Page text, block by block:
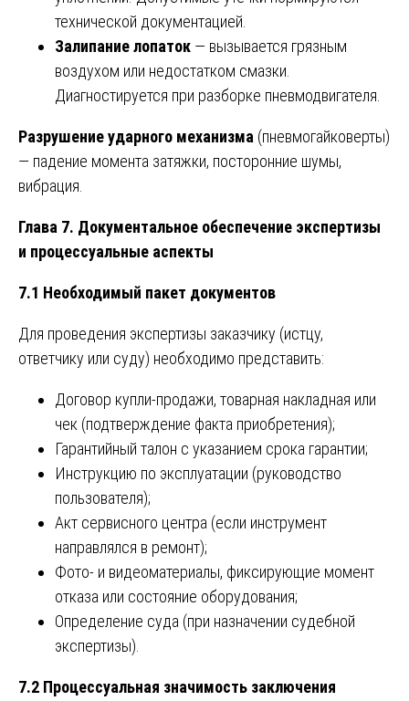
технической документацией.
Залипание лопаток — вызывается грязным
воздухом или недостатком смазки.
Диагностируется при разборке пневмодвигателя.
Разрушение ударного механизма (пневмогайковерты)
— падение момента затяжки, посторонние шумы,
вибрация.
Глава 7. Документальное обеспечение экспертизы
и процессуальные аспекты
7.1 Необходимый пакет документов
Для проведения экспертизы заказчику (истцу,
ответчику или суду) необходимо представить:
Договор купли-продажи, товарная накладная или
чек (подтверждение факта приобретения);
Гарантийный талон с указанием срока гарантии;
Инструкцию по эксплуатации (руководство
пользователя);
Акт сервисного центра (если инструмент
направлялся в ремонт);
Фото- и видеоматериалы, фиксирующие момент
отказа или состояние оборудования;
Определение суда (при назначении судебной
экспертизы).
7.2 Процессуальная значимость заключения